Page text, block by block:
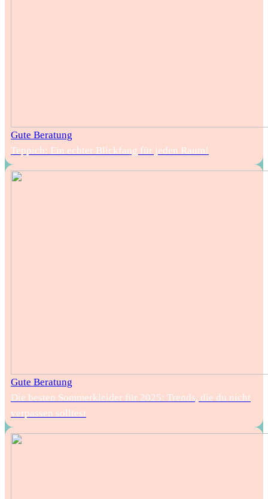
Gute Beratung
Teppich: Ein echter Blickfang für jeden Raum!
Gute Beratung
Die besten Sommerkleider für 2025: Trends, die du nicht
verpassen solltest